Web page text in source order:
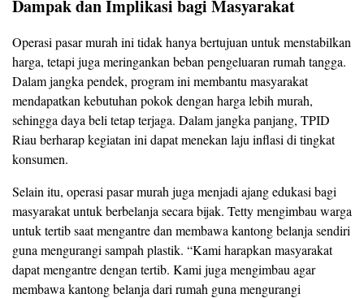
Dampak dan Implikasi bagi Masyarakat
Operasi pasar murah ini tidak hanya bertujuan untuk menstabilkan
harga, tetapi juga meringankan beban pengeluaran rumah tangga.
Dalam jangka pendek, program ini membantu masyarakat
mendapatkan kebutuhan pokok dengan harga lebih murah,
sehingga daya beli tetap terjaga. Dalam jangka panjang, TPID
Riau berharap kegiatan ini dapat menekan laju inflasi di tingkat
konsumen.
Selain itu, operasi pasar murah juga menjadi ajang edukasi bagi
masyarakat untuk berbelanja secara bijak. Tetty mengimbau warga
untuk tertib saat mengantre dan membawa kantong belanja sendiri
guna mengurangi sampah plastik. “Kami harapkan masyarakat
dapat mengantre dengan tertib. Kami juga mengimbau agar
membawa kantong belanja dari rumah guna mengurangi